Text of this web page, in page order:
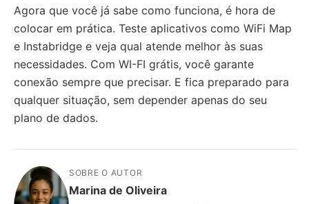
Agora que você já sabe como funciona, é hora de
colocar em prática. Teste aplicativos como WiFi Map
e Instabridge e veja qual atende melhor às suas
necessidades. Com WI-FI grátis, você garante
conexão sempre que precisar. E fica preparado para
qualquer situação, sem depender apenas do seu
plano de dados.
SOBRE O AUTOR
Marina de Oliveira